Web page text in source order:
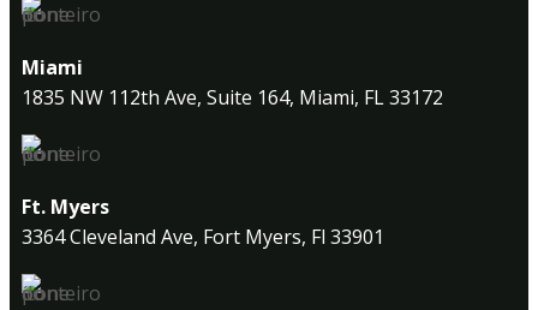
Miami
1835 NW 112th Ave, Suite 164, Miami, FL 33172
Ft. Myers
3364 Cleveland Ave, Fort Myers, Fl 33901